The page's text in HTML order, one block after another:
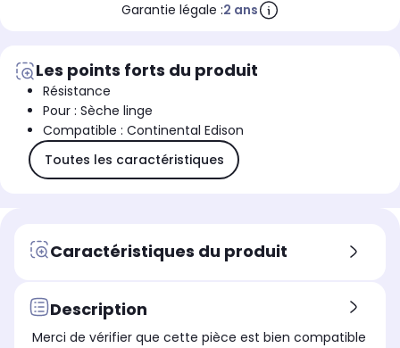
Garantie légale :2 ans
Les points forts du produit
Résistance
Pour : Sèche linge
Compatible : Continental Edison
Toutes les caractéristiques
Caractéristiques du produit
Description
Merci de vérifier que cette pièce est bien compatible